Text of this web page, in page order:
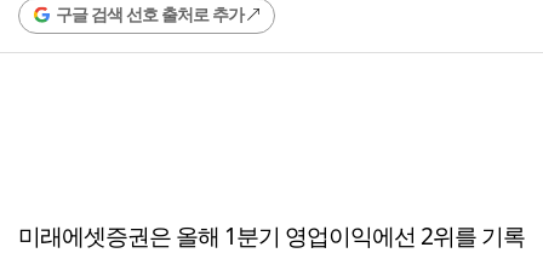
구글 검색 선호 출처로 추가
미래에셋증권은 올해 1분기 영업이익에선 2위를 기록